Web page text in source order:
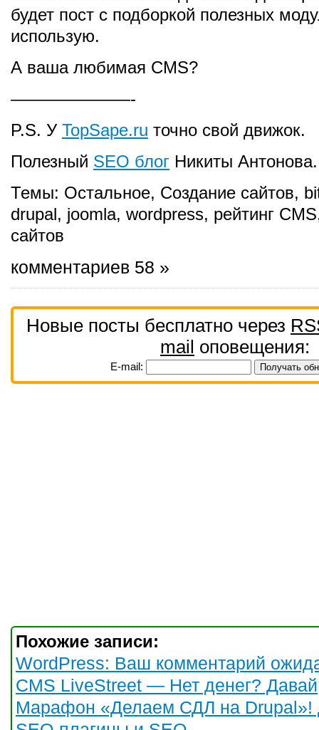
будет пост с подборкой полезных
использую.
А ваша любимая CMS?
———————-
P.S. У TopSape.ru точно свой движок.
Полезный SEO блог Никиты Антонова.
Темы: Остальное, Создание сайтов,
drupal, joomla, wordpress, рейтинг CMS
сайтов
комментариев 58 »
Новые посты бесплатно через
mail оповещения:
E-mail:
Похожие записи:
WordPress: Ваш комментарий
CMS LiveStreet — Нет денег?
Марафон «Делаем СДЛ на Drupal»!